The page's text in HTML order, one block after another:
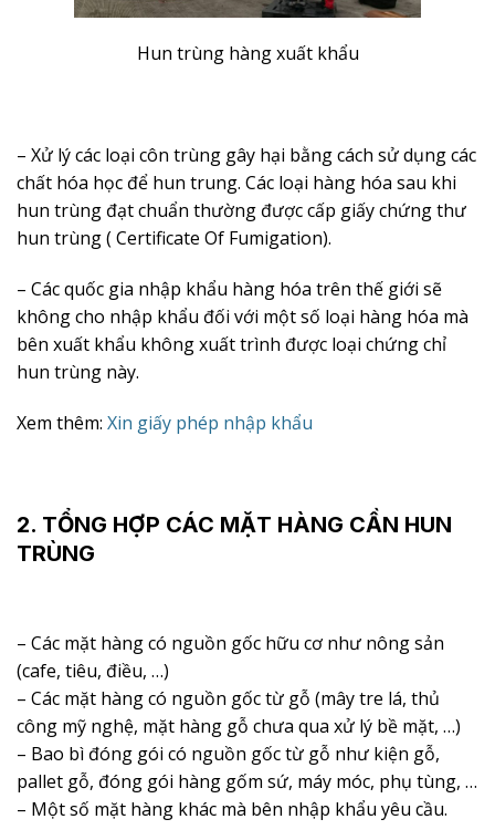
Hun trùng hàng xuất khẩu
– Xử lý các loại côn trùng gây hại bằng cách sử dụng các
chất hóa học để hun trung. Các loại hàng hóa sau khi
hun trùng đạt chuẩn thường được cấp giấy chứng thư
hun trùng ( Certificate Of Fumigation).
– Các quốc gia nhập khẩu hàng hóa trên thế giới sẽ
không cho nhập khẩu đối với một số loại hàng hóa mà
bên xuất khẩu không xuất trình được loại chứng chỉ
hun trùng này.
Xem thêm: Xin giấy phép nhập khẩu
2. TỔNG HỢP CÁC MẶT HÀNG CẦN HUN
TRÙNG
– Các mặt hàng có nguồn gốc hữu cơ như nông sản
(cafe, tiêu, điều, …)
– Các mặt hàng có nguồn gốc từ gỗ (mây tre lá, thủ
công mỹ nghệ, mặt hàng gỗ chưa qua xử lý bề mặt, …)
– Bao bì đóng gói có nguồn gốc từ gỗ như kiện gỗ,
pallet gỗ, đóng gói hàng gốm sứ, máy móc, phụ tùng, …
– Một số mặt hàng khác mà bên nhập khẩu yêu cầu.